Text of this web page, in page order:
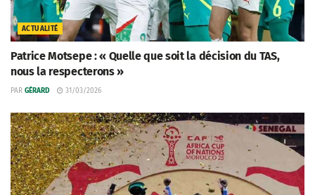
ACTUALITÉ
Patrice Motsepe : « Quelle que soit la décision du TAS,
nous la respecterons »
PAR GÉRARD 31/03/2026